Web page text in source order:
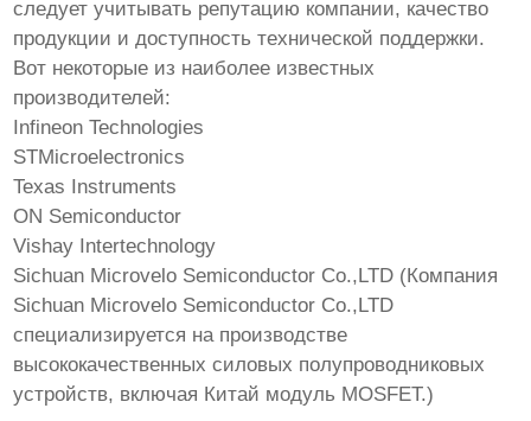
следует учитывать репутацию компании, качество
продукции и доступность технической поддержки.
Вот некоторые из наиболее известных
производителей:
Infineon Technologies
STMicroelectronics
Texas Instruments
ON Semiconductor
Vishay Intertechnology
Sichuan Microvelo Semiconductor Co.,LTD (Компания
Sichuan Microvelo Semiconductor Co.,LTD
специализируется на производстве
высококачественных силовых полупроводниковых
устройств, включая Китай модуль MOSFET.)